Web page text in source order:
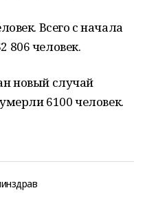
Всего с начала
806 человек.
новый случай
6100 человек.